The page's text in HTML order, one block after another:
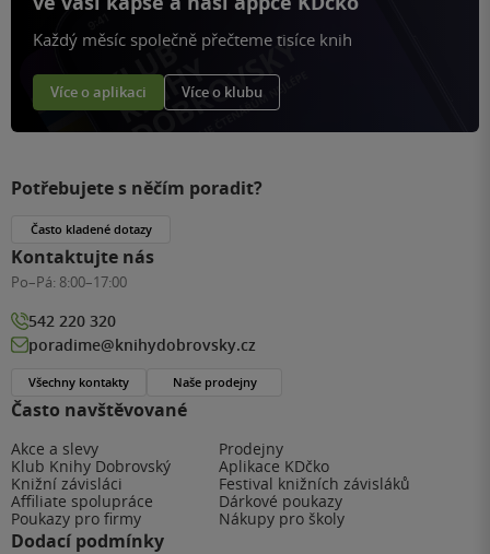
Každý měsíc společně přečteme tisíce knih
Více o aplikaci Více o klubu
Často navštěvované
Akce a slevy
Prodejny
Klub Knihy Dobrovský
Aplikace KDčko
Knižní závisláci
Festival knižních závisláků
Affiliate spolupráce
Dárkové poukazy
Poukazy pro firmy
Nákupy pro školy
Dodací podmínky
Potřebujete s něčím poradit?
Často kladené dotazy
Kontaktujte nás
Po–Pá: 8:00–17:00
542 220 320
poradime@knihydobrovsky.cz
Všechny kontakty Naše prodejny